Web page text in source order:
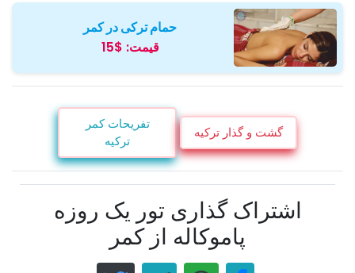
حمام ترکی در کمر
قیمت: $15
گشت و گذار ترکیه
تفریحات کمر
ترکیه
اشتراک گذاری تور یک روزه
پاموکاله از کمر